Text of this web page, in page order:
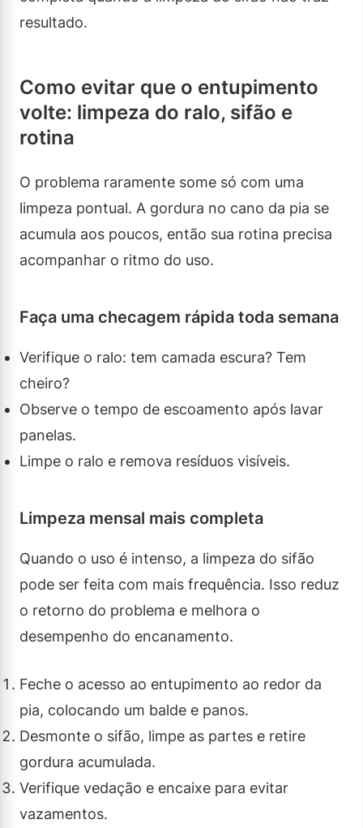
resultado.
Como evitar que o entupimento
volte: limpeza do ralo, sifão e
rotina
O problema raramente some só com uma
limpeza pontual. A gordura no cano da pia se
acumula aos poucos, então sua rotina precisa
acompanhar o ritmo do uso.
Faça uma checagem rápida toda semana
Verifique o ralo: tem camada escura? Tem
cheiro?
Observe o tempo de escoamento após lavar
panelas.
Limpe o ralo e remova resíduos visíveis.
Limpeza mensal mais completa
Quando o uso é intenso, a limpeza do sifão
pode ser feita com mais frequência. Isso reduz
o retorno do problema e melhora o
desempenho do encanamento.
Feche o acesso ao entupimento ao redor da
pia, colocando um balde e panos.
Desmonte o sifão, limpe as partes e retire
gordura acumulada.
Verifique vedação e encaixe para evitar
vazamentos.